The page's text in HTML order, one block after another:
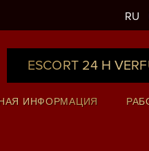
ESCORT 24 H
RU
ИНФОРМАЦИЯ